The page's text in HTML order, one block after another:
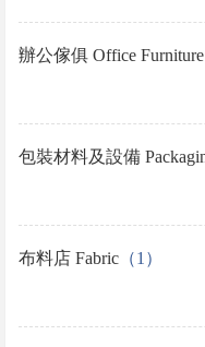
辦公傢俱 Office Furniture
布料店 Fabric （1）